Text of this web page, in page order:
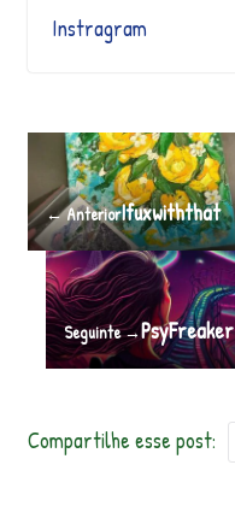
Instragram
← AnteriorIfuxwiththat
Seguinte →PsyFreaker
Compartilhe esse post: